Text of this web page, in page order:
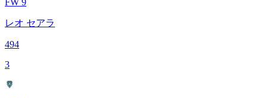
FW 9
レオ セアラ
494
3